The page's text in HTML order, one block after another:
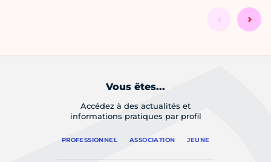
Vous êtes...
Accédez à des actualités et
informations pratiques par profil
PROFESSIONNEL ASSOCIATION JEUNE